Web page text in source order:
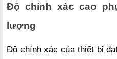
Độ chính xác cao
lượng
Độ chính xác của thiết bị